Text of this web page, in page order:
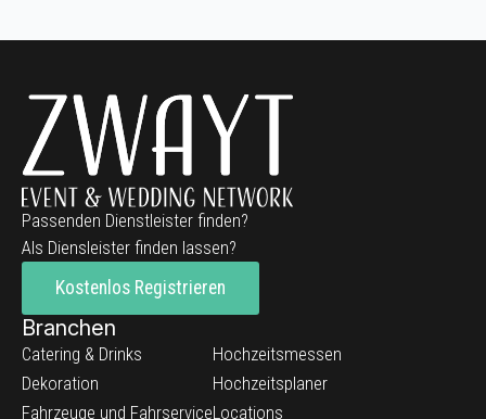
Passenden Dienstleister finden?
Als Diensleister finden lassen?
Kostenlos Registrieren
Branchen
Catering & Drinks
Dekoration
Fahrzeuge und Fahrservice
Hochzeitsmessen
Hochzeitsplaner
Locations